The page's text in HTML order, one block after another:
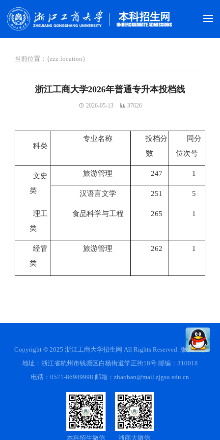
当前位置：{zzz:location}
浙江工商大学2026年普通专升本投档线
2026-05-13 37626
科类
专业名称
投档分
数
同分
位次号
文史
类
旅游管理 247 1
汉语言文学 251 5
理工
类
食品科学与工程 265 1
经管
类
旅游管理 262 1
Copyright © 2025 浙江工商大学招生网 All Rights Reserved. 版权所有
地址：浙江省杭州市钱塘区白杨街道学正街18号 邮编：310018
电话：0571-86989998 邮箱：zhaoban@mail.zjgsu.edu.cn
本科招生微信 浙商大微信